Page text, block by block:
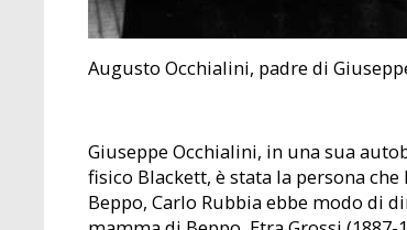
Augusto Occhialini, padre di
Giuseppe Occhialini, in una sua
fisico Blackett, è stata la persona
Beppo, Carlo Rubbia ebbe modo di